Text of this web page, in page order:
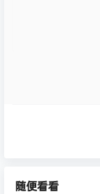
随便看看